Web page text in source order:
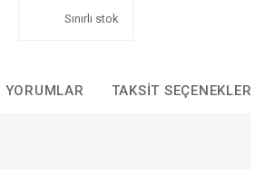
Sınırlı stok
YORUMLAR TAKSIT SEÇENEKLERI